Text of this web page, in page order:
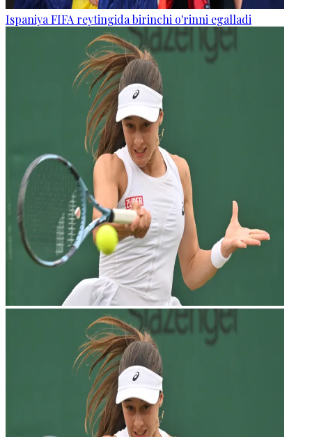
Ispaniya FIFA reytingida birinchi o'rinni egalladi